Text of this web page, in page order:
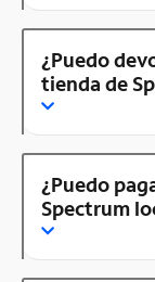
¿Puedo
tienda de
¿Puedo
Spectrum